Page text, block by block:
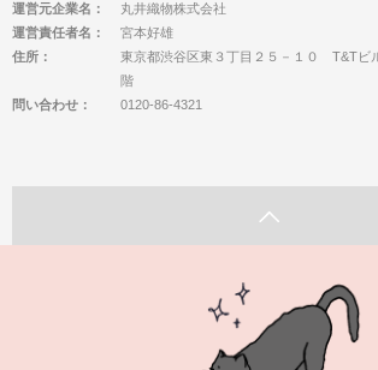
運営元企業名：
丸井織物株式会社
運営責任者名：
宮本好雄
住所：
東京都渋谷区東３丁目２５－１０ T&T
階
問い合わせ：
0120-86-4321